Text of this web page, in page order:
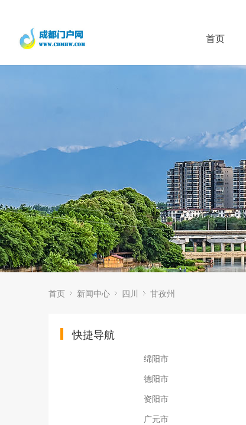
首页
首页 新闻中心 四川 甘孜州
快捷导航
绵阳市
德阳市
资阳市
广元市